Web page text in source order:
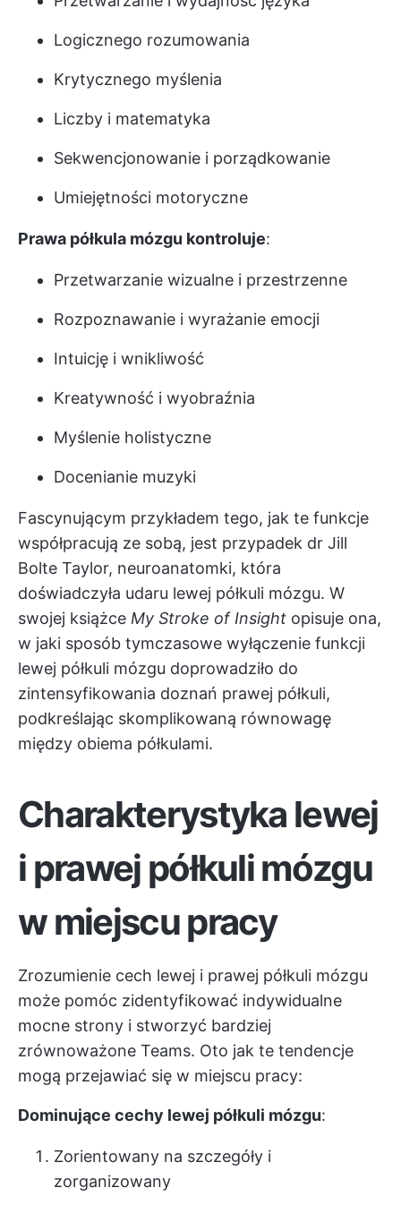
Logicznego rozumowania
Krytycznego myślenia
Liczby i matematyka
Sekwencjonowanie i porządkowanie
Umiejętności motoryczne
Prawa półkula mózgu kontroluje:
Przetwarzanie wizualne i przestrzenne
Rozpoznawanie i wyrażanie emocji
Intuicję i wnikliwość
Kreatywność i wyobraźnia
Myślenie holistyczne
Docenianie muzyki
Fascynującym przykładem tego, jak te funkcje
współpracują ze sobą, jest przypadek dr Jill
Bolte Taylor, neuroanatomki, która
doświadczyła udaru lewej półkuli mózgu. W
swojej książce My Stroke of Insight opisuje ona,
w jaki sposób tymczasowe wyłączenie funkcji
lewej półkuli mózgu doprowadziło do
zintensyfikowania doznań prawej półkuli,
podkreślając skomplikowaną równowagę
między obiema półkulami.
Charakterystyka lewej
i prawej półkuli mózgu
w miejscu pracy
Zrozumienie cech lewej i prawej półkuli mózgu
może pomóc zidentyfikować indywidualne
mocne strony i stworzyć bardziej
zrównoważone Teams. Oto jak te tendencje
mogą przejawiać się w miejscu pracy:
Dominujące cechy lewej półkuli mózgu:
Zorientowany na szczegóły i
zorganizowany